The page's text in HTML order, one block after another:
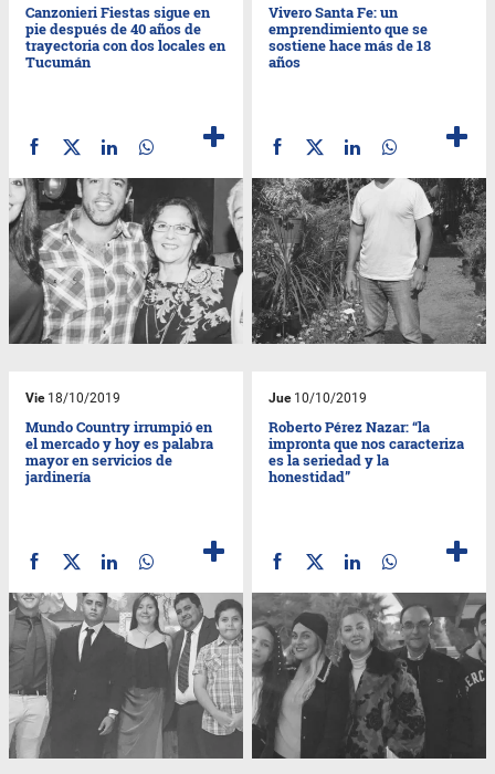
Canzonieri Fiestas sigue en
pie después de 40 años de
trayectoria con dos locales en
Tucumán
Vivero Santa Fe: un
emprendimiento que se
sostiene hace más de 18
años
Vie18/10/2019
Mundo Country irrumpió en
el mercado y hoy es palabra
mayor en servicios de
jardinería
Jue10/10/2019
Roberto Pérez Nazar: “la
impronta que nos caracteriza
es la seriedad y la
honestidad”